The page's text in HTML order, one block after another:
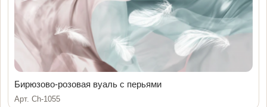
Бирюзово-розовая вуаль с перьями
Арт. Ch-1055